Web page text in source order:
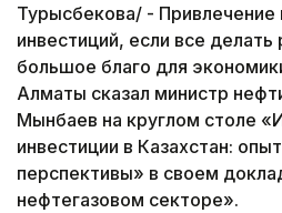
Турысбекова/ -
инвестиций, если все делать
большое благо для
Алматы сказал министр
Мынбаев на круглом столе
инвестиции в Казахстан:
перспективы» в своем
нефтегазовом секторе».